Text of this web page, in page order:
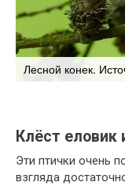
Лесной конек.
Клёст еловик
Эти птички очень
взгляда